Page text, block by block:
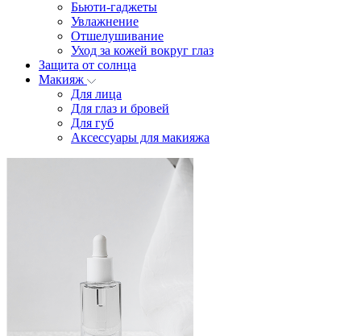
Бьюти-гаджеты
Увлажнение
Отшелушивание
Уход за кожей вокруг глаз
Защита от солнца
Макияж
Для лица
Для глаз и бровей
Для губ
Аксессуары для макияжа